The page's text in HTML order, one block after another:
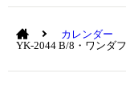
カレンダー
YK-2044 B/8・ワンダ